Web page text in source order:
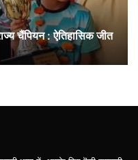
चैंपियन : ऐतिहासिक जीत